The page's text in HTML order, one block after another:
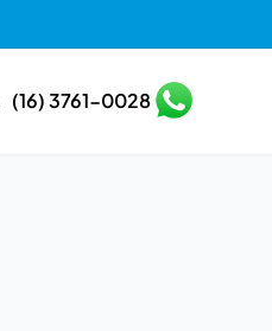
(16) 3761-0028